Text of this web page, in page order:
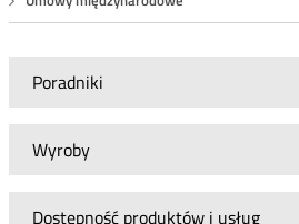
Poradniki
Wyroby
Dostępność produktów i usług